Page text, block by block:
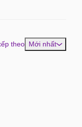
theo Mới nhất